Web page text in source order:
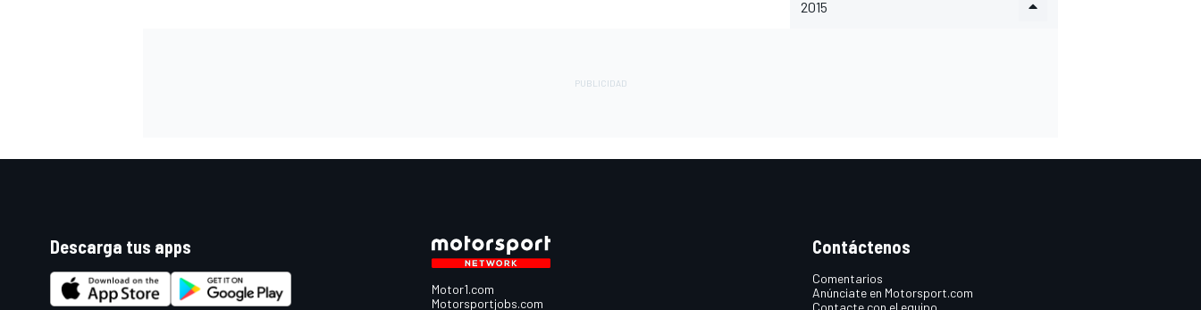
2015
Descarga tus apps
Motor1.com
Motorsportjobs.com
Contáctenos
Comentarios
Anúnciate en Motorsport.com
Contacte con el equipo